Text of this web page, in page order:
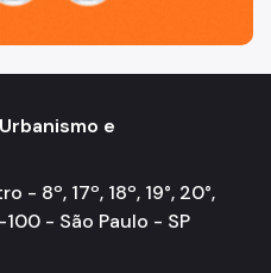
e
- 8º, 17º, 18º, 19°, 20°,
100 - São Paulo - SP